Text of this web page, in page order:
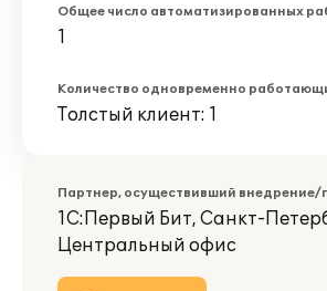
Общее число автоматизированных
1
Количество одновременно
Толстый клиент: 1
Партнер, осуществивший внедрение/
1С:Первый Бит, Санкт-
Центральный офис